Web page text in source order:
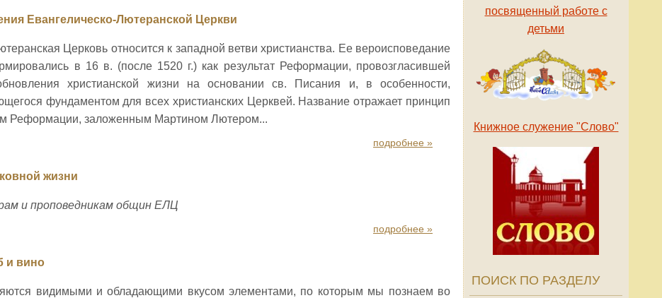
Евангелическо-Лютеранской Церкви
Церковь относится к западной ветви христианства. Ее вероисповедание
в 16 в. (после 1520 г.) как результат Реформации, провозгласившей
христианской жизни на основании св. Писания и, в особенности,
фундаментом для всех христианских Церквей. Название отражает принцип
Реформации, заложенным Мартином Лютером...
подробнее »
жизни
и проповедникам общин ЕЛЦ
подробнее »
и вино
видимыми и обладающими вкусом элементами, по которым мы познаем во
посвященный работе с
детьми
Книжное служение "Слово"
ПОИСК ПО РАЗДЕЛУ